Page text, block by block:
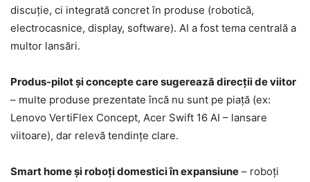
discuție, ci integrată concret în produse (robotică,
electrocasnice, display, software). AI a fost tema centrală a
multor lansări.
Produs-pilot și concepte care sugerează direcții de viitor
– multe produse prezentate încă nu sunt pe piață (ex:
Lenovo VertiFlex Concept, Acer Swift 16 AI – lansare
viitoare), dar relevă tendințe clare.
Smart home și roboți domestici în expansiune – roboți